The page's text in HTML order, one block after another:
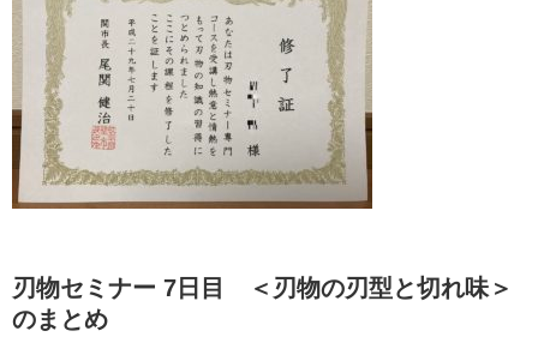
刃物セミナー 7日目 ＜刃物の刃型と切れ味＞
のまとめ